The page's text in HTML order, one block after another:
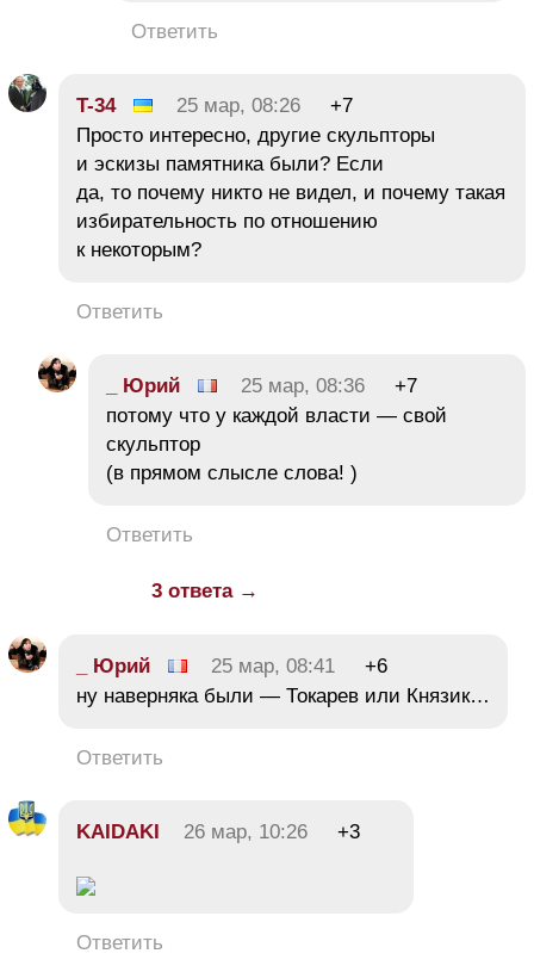
Ответить
T-34 25 мар, 08:26
+7
Просто интересно, другие скульпторы
и эскизы памятника были? Если
да, то почему никто не видел, и почему такая
избирательность по отношению
к некоторым?
Ответить
_ Юрий 25 мар, 08:36
+7
потому что у каждой власти — свой
скульптор
(в прямом слысле слова! )
Ответить
3 ответа →
_ Юрий 25 мар, 08:41
+6
ну наверняка были — Токарев или Князик…
Ответить
KAIDAKI 26 мар, 10:26 +3
Ответить